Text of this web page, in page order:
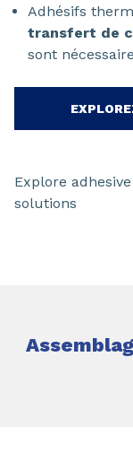
Adhésifs
transfert de
sont
Explore adhesive
solutions